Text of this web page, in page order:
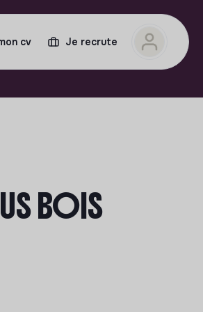
cv Je recrute
BOIS